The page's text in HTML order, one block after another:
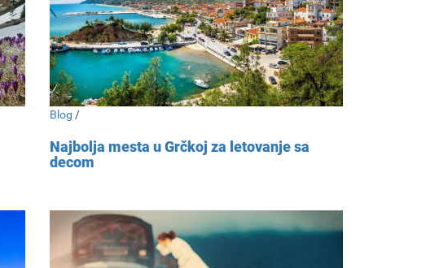
Blog /
Najbolja mesta u Grčkoj za letovanje sa
decom